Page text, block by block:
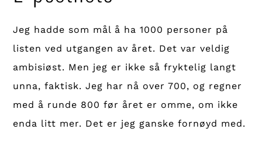
Jeg hadde som mål å ha 1000 personer på
listen ved utgangen av året. Det var veldig
ambisiøst. Men jeg er ikke så fryktelig langt
unna, faktisk. Jeg har nå over 700, og regner
med å runde 800 før året er omme, om ikke
enda litt mer. Det er jeg ganske fornøyd med.